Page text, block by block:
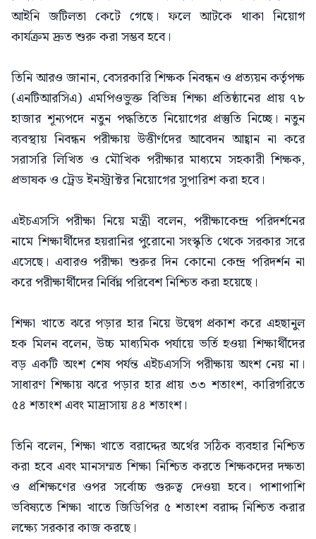
আইনি জটিলতা কেটে গেছে। ফলে আটকে থাকা নিয়োগ
কার্যক্রম দ্রুত শুরু করা সম্ভব হবে।
তিনি আরও জানান, বেসরকারি শিক্ষক নিবন্ধন ও প্রত্যয়ন কর্তৃপক্ষ
(এনটিআরসিএ) এমপিওভুক্ত বিভিন্ন শিক্ষা প্রতিষ্ঠানের প্রায় ৭৮
হাজার শূন্যপদে নতুন পদ্ধতিতে নিয়োগের প্রস্তুতি নিচ্ছে। নতুন
ব্যবস্থায় নিবন্ধন পরীক্ষায় উত্তীর্ণদের আবেদন আহ্বান না করে
সরাসরি লিখিত ও মৌখিক পরীক্ষার মাধ্যমে সহকারী শিক্ষক,
প্রভাষক ও ট্রেড ইনস্ট্রাক্টর নিয়োগের সুপারিশ করা হবে।
এইচএসসি পরীক্ষা নিয়ে মন্ত্রী বলেন, পরীক্ষাকেন্দ্র পরিদর্শনের
নামে শিক্ষার্থীদের হয়রানির পুরোনো সংস্কৃতি থেকে সরকার সরে
এসেছে। এবারও পরীক্ষা শুরুর দিন কোনো কেন্দ্র পরিদর্শন না
করে পরীক্ষার্থীদের নির্বিঘ্ন পরিবেশ নিশ্চিত করা হয়েছে।
শিক্ষা খাতে ঝরে পড়ার হার নিয়ে উদ্বেগ প্রকাশ করে এহছানুল
হক মিলন বলেন, উচ্চ মাধ্যমিক পর্যায়ে ভর্তি হওয়া শিক্ষার্থীদের
বড় একটি অংশ শেষ পর্যন্ত এইচএসসি পরীক্ষায় অংশ নেয় না।
সাধারণ শিক্ষায় ঝরে পড়ার হার প্রায় ৩৩ শতাংশ, কারিগরিতে
৫৪ শতাংশ এবং মাদ্রাসায় ৪৪ শতাংশ।
তিনি বলেন, শিক্ষা খাতে বরাদ্দের অর্থের সঠিক ব্যবহার নিশ্চিত
করা হবে এবং মানসম্মত শিক্ষা নিশ্চিত করতে শিক্ষকদের দক্ষতা
ও প্রশিক্ষণের ওপর সর্বোচ্চ গুরুত্ব দেওয়া হবে। পাশাপাশি
ভবিষ্যতে শিক্ষা খাতে জিডিপির ৫ শতাংশ বরাদ্দ নিশ্চিত করার
লক্ষ্যে সরকার কাজ করছে।